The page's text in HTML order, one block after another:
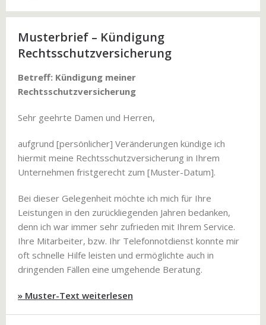
Musterbrief – Kündigung
Rechtsschutzversicherung
Betreff: Kündigung meiner
Rechtsschutzversicherung
Sehr geehrte Damen und Herren,
aufgrund [persönlicher] Veränderungen kündige ich
hiermit meine Rechtsschutzversicherung in Ihrem
Unternehmen fristgerecht zum [Muster-Datum].
Bei dieser Gelegenheit möchte ich mich für Ihre
Leistungen in den zurückliegenden Jahren bedanken,
denn ich war immer sehr zufrieden mit Ihrem Service.
Ihre Mitarbeiter, bzw. Ihr Telefonnotdienst konnte mir
oft schnelle Hilfe leisten und ermöglichte auch in
dringenden Fällen eine umgehende Beratung.
» Muster-Text weiterlesen